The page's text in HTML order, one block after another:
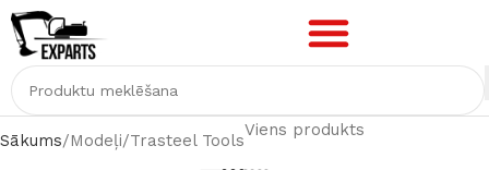
Sākums Modeļi Trasteel Tools
Viens produkts